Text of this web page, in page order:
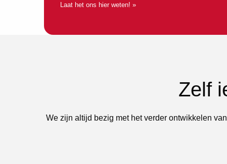
Laat het ons hier weten! »
Zelf
We zijn altijd bezig met het verder ontwikkelen